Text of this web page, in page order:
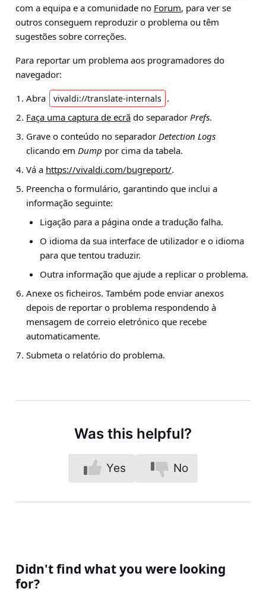
com a equipa e a comunidade no Forum, para ver se
outros conseguem reproduzir o problema ou têm
sugestões sobre correções.
Para reportar um problema aos programadores do
navegador:
Abra
vivaldi://translate-internals .
Faça uma captura de ecrã do separador Prefs.
Grave o conteúdo no separador Detection Logs
clicando em Dump por cima da tabela.
Vá a https://vivaldi.com/bugreport/.
Preencha o formulário, garantindo que inclui a
informação seguinte:
Ligação para a página onde a tradução falha.
O idioma da sua interface de utilizador e o idioma
para que tentou traduzir.
Outra informação que ajude a replicar o problema.
Anexe os ficheiros. Também pode enviar anexos
depois de reportar o problema respondendo à
mensagem de correio eletrónico que recebe
automaticamente.
Submeta o relatório do problema.
Was this helpful?
Yes No
Didn't find what you were looking
for?